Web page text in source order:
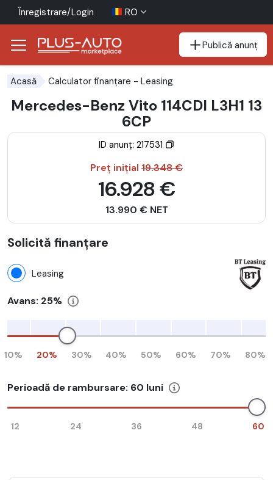
Înregistrare/Login RO
Publică anunț
Acasă Calculator finanțare - Leasing
Mercedes-Benz Vito 114CDI L3H1 13
6CP
ID anunț: 217531
Preț inițial 19.348 €
16.928 €
13.990 € NET
Solicită finanțare
Leasing
Avans: 25%
10% 20% 30% 40% 50% 60% 70% 80%
Perioadă de rambursare: 60 luni
12 24 36 48 60